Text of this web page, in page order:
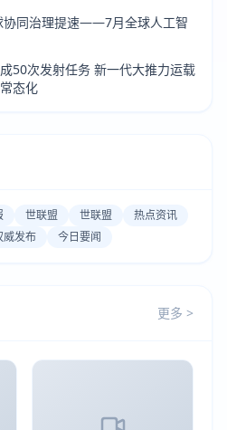
协同治理提速——7月全球人工智
50次发射任务 新一代大推力运载
态化
世联盟 世联盟
热点资讯
威发布 今日要闻
更多 >